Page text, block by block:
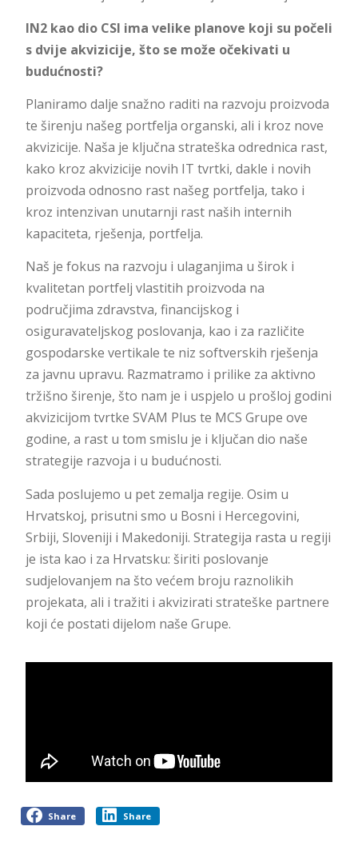
IN2 kao dio CSI ima velike planove koji su počeli
s dvije akvizicije, što se može očekivati u
budućnosti?
Planiramo dalje snažno raditi na razvoju proizvoda
te širenju našeg portfelja organski, ali i kroz nove
akvizicije. Naša je ključna strateška odrednica rast,
kako kroz akvizicije novih IT tvrtki, dakle i novih
proizvoda odnosno rast našeg portfelja, tako i
kroz intenzivan unutarnji rast naših internih
kapaciteta, rješenja, portfelja.
Naš je fokus na razvoju i ulaganjima u širok i
kvalitetan portfelj vlastitih proizvoda na
područjima zdravstva, financijskog i
osiguravateljskog poslovanja, kao i za različite
gospodarske vertikale te niz softverskih rješenja
za javnu upravu. Razmatramo i prilike za aktivno
tržišno širenje, što nam je i uspjelo u prošloj godini
akvizicijom tvrtke SVAM Plus te MCS Grupe ove
godine, a rast u tom smislu je i ključan dio naše
strategije razvoja i u budućnosti.
Sada poslujemo u pet zemalja regije. Osim u
Hrvatskoj, prisutni smo u Bosni i Hercegovini,
Srbiji, Sloveniji i Makedoniji. Strategija rasta u regiji
je ista kao i za Hrvatsku: širiti poslovanje
sudjelovanjem na što većem broju raznolikih
projekata, ali i tražiti i akvizirati strateške partnere
koji će postati dijelom naše Grupe.
Share Share